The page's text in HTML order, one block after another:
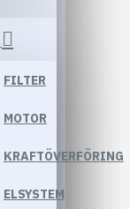
FILTER
MOTOR
KRAFTÖVERFÖRING
ELSYSTEM